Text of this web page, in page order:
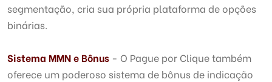
segmentação, cria sua própria plataforma de opções
binárias.
Sistema MMN e Bônus - O Pague por Clique também
oferece um poderoso sistema de bônus de indicação